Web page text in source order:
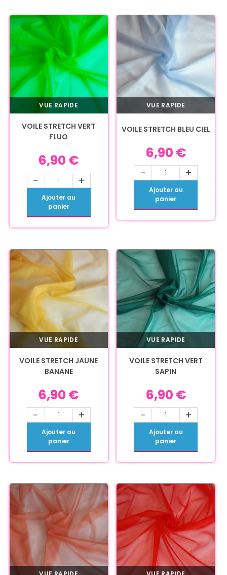
VUE RAPIDE
VOILE STRETCH VERT
FLUO
6,90 €
- +
Ajouter au
panier
VUE RAPIDE
VOILE STRETCH BLEU CIEL
6,90 €
- +
Ajouter au
panier
VUE RAPIDE
VOILE STRETCH JAUNE
BANANE
6,90 €
- +
Ajouter au
panier
VUE RAPIDE
VOILE STRETCH VERT
SAPIN
6,90 €
- +
Ajouter au
panier